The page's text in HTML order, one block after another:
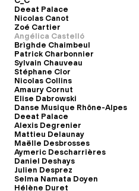
Deeat Palace
Nicolas Canot
Zoé Cartier
Angélica Castelló
Brìghde Chaimbeul
Patrick Charbonnier
Sylvain Chauveau
Stéphane Clor
Nicolas Collins
Amaury Cornut
Elise Dabrowski
Danse Musique Rhône-Alpes
Deeat Palace
Alexis Degrenier
Mattieu Delaunay
Maëlle Desbrosses
Aymeric Descharrières
Daniel Deshays
Julien Desprez
Selma Namata Doyen
Hélène Duret